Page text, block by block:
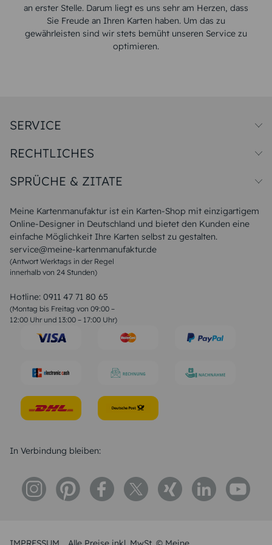
an erster Stelle. Darum liegt es uns sehr am Herzen, dass
Sie Freude an Ihren Karten haben. Um das zu
gewährleisten sind wir stets bemüht unseren Service zu
optimieren.
Meine Kartenmanufaktur ist ein Karten-Shop mit einzigartigem
Online-Designer in Deutschland und bietet den Kunden eine
einfache Möglichkeit Ihre Karten selbst zu gestalten.
service@meine-kartenmanufaktur.de
(Antwort Werktags in der Regel
innerhalb von 24 Stunden)
Hotline: 0911 47 71 80 65
(Montag bis Freitag von 09:00 –
12:00 Uhr und 13:00 – 17:00 Uhr)
SERVICE
Papiersorten
Unsere Produktion
Magazin
FAQ
RECHTLICHES
Widerrufsbelehrung
SPRÜCHE & ZITATE
Liebeskummer Sprüche
Sommer Sprüche
Muttertagssprüche
Sprüche zur Hochzeit
Sprüche zur Konfirmation & Kommunion
Weihnachtsgedichte
Liebessprüche
Geburtstagssprüche
Trauersprüche
Konfirmation Glückwünsche
In Verbindung bleiben: